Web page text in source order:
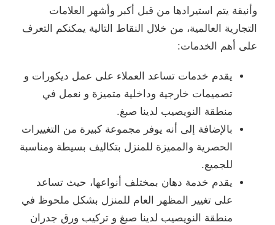
وأنيقة يتم استيرادها من قبل أكبر وأشهر العلامات
التجارية العالمية، من خلال النقاط التالية يمكنكم التعرف
على أهم الخدمات:
يقدم خدمات تساعد العملاء على عمل ديكورات و
تصميمات خارجية وداخلية متميزة و نعمل في
منطقة النويصيب لدينا صبغ.
بالإضافة إلى أنه يوفر مجموعة كبيرة من التغييرات
الحصرية والمميزة للمنزل بتكاليف بسيطة ومناسبة
للجميع.
يقدم خدمة دهان بمختلف أنواعها، حيث تساعد
على تغيير المظهر العام للمنزل بشكل ملحوظ في
منطقة النويصيب لدينا صبغ و تركيب ورق جدران